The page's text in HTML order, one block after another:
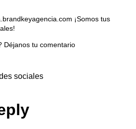
¡Somos tus
Déjanos tu comentario
sociales